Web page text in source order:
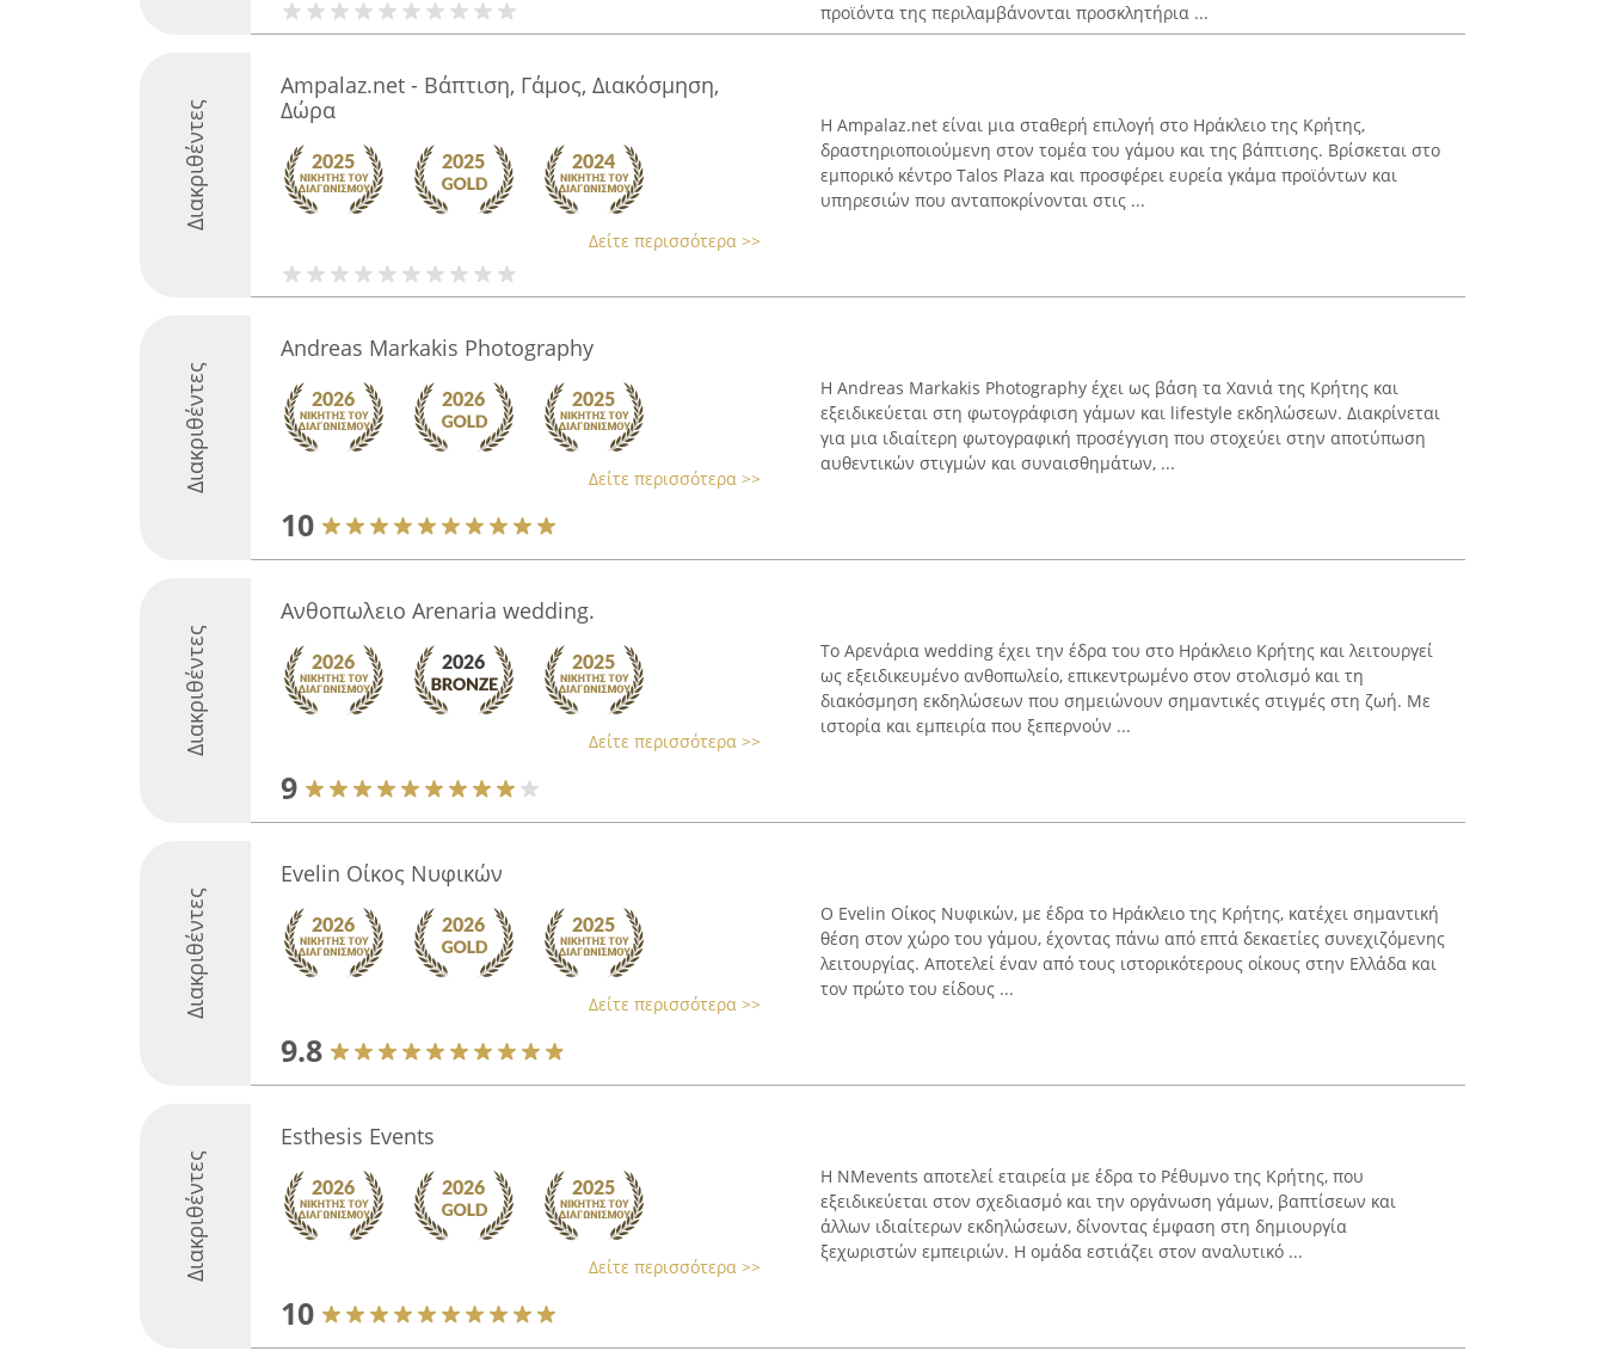
προϊόντα της περιλαμβάνονται προσκλητήρια ...
Διακριθέντες
Ampalaz.net - Βάπτιση, Γάμος, Διακόσμηση,
Δώρα
Δείτε περισσότερα >>
Η Ampalaz.net είναι μια σταθερή επιλογή στο Ηράκλειο της Κρήτης,
δραστηριοποιούμενη στον τομέα του γάμου και της βάπτισης. Βρίσκεται στο
εμπορικό κέντρο Talos Plaza και προσφέρει ευρεία γκάμα προϊόντων και
υπηρεσιών που ανταποκρίνονται στις ...
Διακριθέντες
Andreas Markakis Photography
Δείτε περισσότερα >>
10
Η Andreas Markakis Photography έχει ως βάση τα Χανιά της Κρήτης και
εξειδικεύεται στη φωτογράφιση γάμων και lifestyle εκδηλώσεων. Διακρίνεται
για μια ιδιαίτερη φωτογραφική προσέγγιση που στοχεύει στην αποτύπωση
αυθεντικών στιγμών και συναισθημάτων, ...
Διακριθέντες
Ανθοπωλειο Arenaria wedding.
Δείτε περισσότερα >>
9
Το Αρενάρια wedding έχει την έδρα του στο Ηράκλειο Κρήτης και λειτουργεί
ως εξειδικευμένο ανθοπωλείο, επικεντρωμένο στον στολισμό και τη
διακόσμηση εκδηλώσεων που σημειώνουν σημαντικές στιγμές στη ζωή. Με
ιστορία και εμπειρία που ξεπερνούν ...
Διακριθέντες
Evelin Οίκος Νυφικών
Δείτε περισσότερα >>
9.8
Ο Evelin Οίκος Νυφικών, με έδρα το Ηράκλειο της Κρήτης, κατέχει σημαντική
θέση στον χώρο του γάμου, έχοντας πάνω από επτά δεκαετίες συνεχιζόμενης
λειτουργίας. Αποτελεί έναν από τους ιστορικότερους οίκους στην Ελλάδα και
τον πρώτο του είδους ...
Διακριθέντες
Esthesis Events
Δείτε περισσότερα >>
10
Η NMevents αποτελεί εταιρεία με έδρα το Ρέθυμνο της Κρήτης, που
εξειδικεύεται στον σχεδιασμό και την οργάνωση γάμων, βαπτίσεων και
άλλων ιδιαίτερων εκδηλώσεων, δίνοντας έμφαση στη δημιουργία
ξεχωριστών εμπειριών. Η ομάδα εστιάζει στον αναλυτικό ...